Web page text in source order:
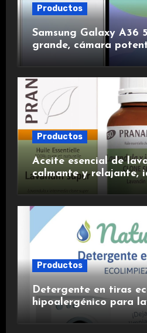
Productos
Samsung Galaxy A36
grande, cámara
duradera y carga
Productos
Aceite esencial de
calmante y relajante,
Productos
Detergente en tiras
hipoalergénico para
suavizante incluido y
lavanda.